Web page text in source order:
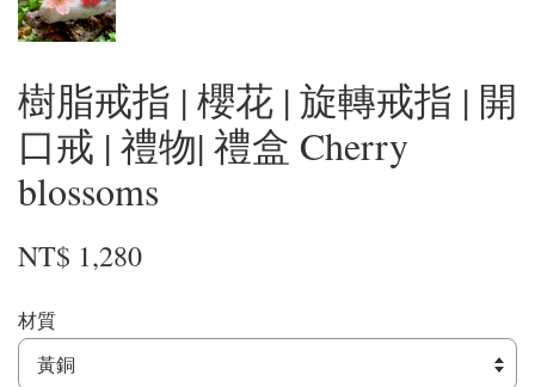
樹脂戒指 | 櫻花 | 旋轉戒指 | 開
口戒 | 禮物| 禮盒 Cherry
blossoms
NT$ 1,280
材質